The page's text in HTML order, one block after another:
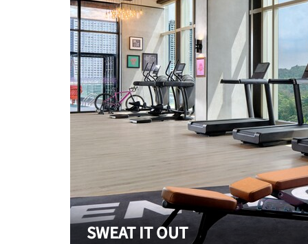
SWEAT IT OUT